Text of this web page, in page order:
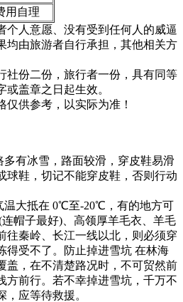
用自理
个人意愿、没有受到任何人的威逼
均由旅游者自行承担，其他相关方
社份二份，旅行者一份，具有同等
盖章之日起生效。
仅供参考，以实际为准！
多有冰雪，路面较滑，穿皮鞋易滑
球鞋，切记不能穿皮鞋，否则行动
温大抵在 0℃至-20℃，有的地方可
帽子最好)、高领厚羊毛衣、羊毛
往秦岭、长江一线以北，则必须穿
得受不了。防止掉进雪坑 在林海
盖，在不清楚路况时，不可贸然前
方前行。若不幸掉进雪坑，千万不
，应等待救援。